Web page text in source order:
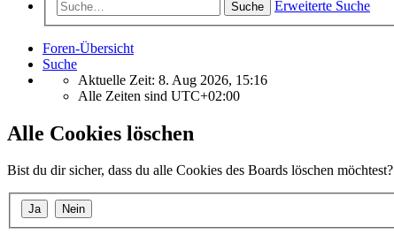
Suche Erweiterte Suche
Foren-Übersicht
Suche
Aktuelle Zeit: 8. Aug 2026, 15:16
Alle Zeiten sind UTC+02:00
Alle Cookies löschen
Bist du dir sicher, dass du alle Cookies des Boards löschen möchtest?